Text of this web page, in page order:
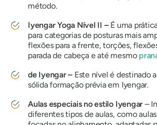
método.
Iyengar Yoga Nível II – É uma
para categorias de posturas mais
flexões para a frente, torções,
parada de cabeça e até mesmo
de Iyengar– Este nível é destinado
sólida formação prévia em Iyengar.
Aulas especiais no estilo Iyengar –
diferentes tipos de aulas, como